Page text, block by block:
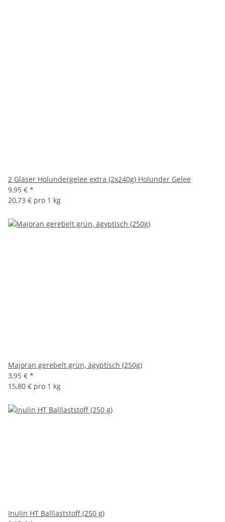
2 Gläser Holundergelee extra (2x240g) Holunder Gelee
9,95 € *
20,73 € pro 1 kg
Majoran gerebelt grün, ägyptisch (250g)
3,95 € *
15,80 € pro 1 kg
Inulin HT Balllaststoff (250 g)